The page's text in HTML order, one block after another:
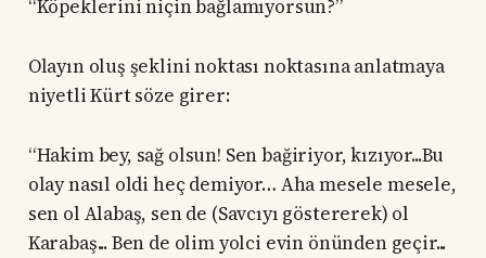
“Köpeklerini niçin bağlamıyorsun?”
Olayın oluş şeklini noktası noktasına anlatmaya
niyetli Kürt söze girer:
“Hakim bey, sağ olsun! Sen bağiriyor, kızıyor...Bu
olay nasıl oldi heç demiyor… Aha mesele mesele,
sen ol Alabaş, sen de (Savcıyı göstererek) ol
Karabaş... Ben de olim yolci evin önünden geçir...